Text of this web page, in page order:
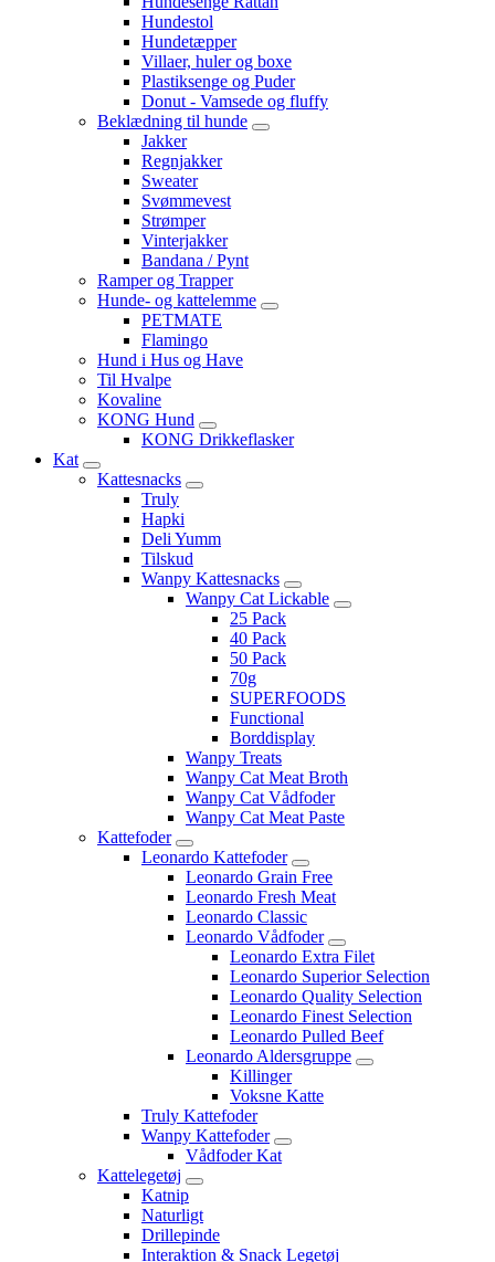
Hundestol
Hundetæpper
Villaer, huler og boxe
Plastiksenge og Puder
Donut - Vamsede og fluffy
Beklædning til hunde
Jakker
Regnjakker
Sweater
Svømmevest
Strømper
Vinterjakker
Bandana / Pynt
Ramper og Trapper
Hunde- og kattelemme
PETMATE
Flamingo
Hund i Hus og Have
Til Hvalpe
Kovaline
KONG Hund
KONG Drikkeflasker
Kat
Kattesnacks
Truly
Hapki
Deli Yumm
Tilskud
Wanpy Kattesnacks
Wanpy Cat Lickable
25 Pack
40 Pack
50 Pack
70g
SUPERFOODS
Functional
Borddisplay
Wanpy Treats
Wanpy Cat Meat Broth
Wanpy Cat Vådfoder
Wanpy Cat Meat Paste
Kattefoder
Leonardo Kattefoder
Leonardo Grain Free
Leonardo Fresh Meat
Leonardo Classic
Leonardo Vådfoder
Leonardo Extra Filet
Leonardo Superior Selection
Leonardo Quality Selection
Leonardo Finest Selection
Leonardo Pulled Beef
Leonardo Aldersgruppe
Killinger
Voksne Katte
Truly Kattefoder
Wanpy Kattefoder
Vådfoder Kat
Kattelegetøj
Katnip
Naturligt
Drillepinde
Interaktion & Snack Legetøj